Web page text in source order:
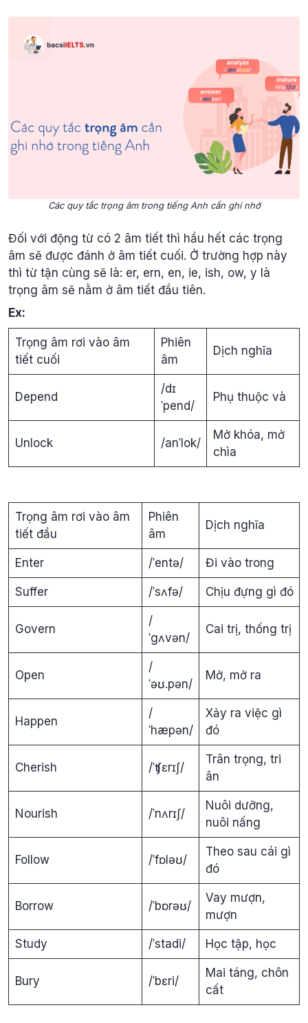
Các quy tắc trọng âm trong tiếng Anh cần ghi nhớ
Đối với động từ có 2 âm tiết thì hầu hết các trọng
âm sẽ được đánh ở âm tiết cuối. Ở trường hợp này
thì từ tận cùng sẽ là: er, ern, en, ie, ish, ow, y là
trọng âm sẽ nằm ở âm tiết đầu tiên.
Ex:
Trọng âm rơi vào âm
tiết cuối
Phiên
âm
Dịch nghĩa
Depend
/dɪ
ˈpend/
Phụ thuộc và
Unlock /anˈlok/
Mở khóa, mở
chìa
Trọng âm rơi vào âm
tiết đầu
Phiên
âm
Dịch nghĩa
Enter /ˈentə/ Đi vào trong
Suffer /ˈsʌfə/ Chịu đựng gì đó
Govern
/
ˈgʌvən/
Cai trị, thống trị
Open
/
ˈəʊ.pən/
Mở, mở ra
Happen
/
ˈhæpən/
Xảy ra việc gì
đó
Cherish /ˈʧɛrɪʃ/
Trân trọng, tri
ân
Nourish /ˈnʌrɪʃ/
Nuôi dưỡng,
nuôi nấng
Follow /ˈfɒləʊ/
Theo sau cái gì
đó
Borrow /ˈbɒrəʊ/
Vay mượn,
mượn
Study /ˈstadi/ Học tập, học
Bury /ˈbɛri/
Mai táng, chôn
cất